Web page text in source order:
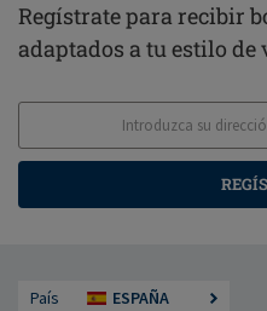
Regístrate para recibir
adaptados a tu estilo de
País ESPAÑA